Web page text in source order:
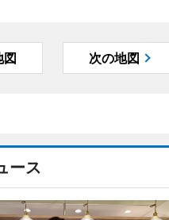
図 次の地図
ース